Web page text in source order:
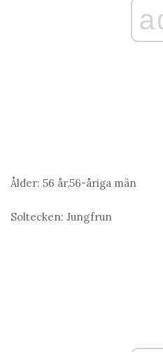
Ålder: 56 år,56-åriga män
Soltecken: Jungfrun